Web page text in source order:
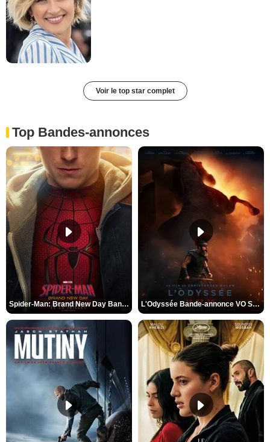
Voir le top star complet
Top Bandes-annonces
Spider-Man: Brand New Day Bande-annonce VO STFR L'Odyssée Bande-annonce VO STFR